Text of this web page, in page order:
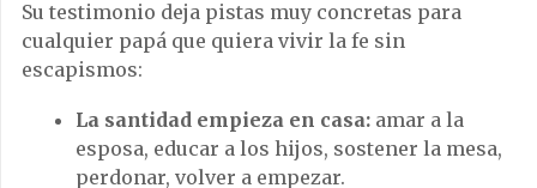
Su testimonio deja pistas muy concretas para
cualquier papá que quiera vivir la fe sin
escapismos:
La santidad empieza en casa: amar a la
esposa, educar a los hijos, sostener la mesa,
perdonar, volver a empezar.